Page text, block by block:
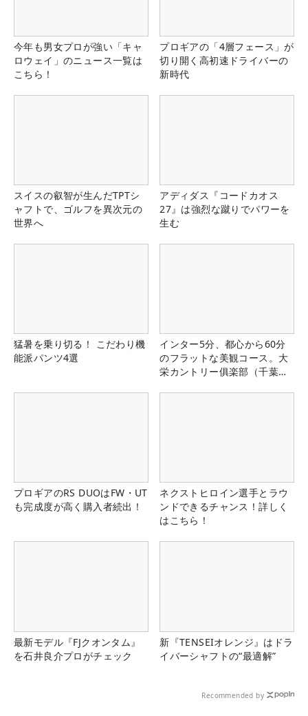
今年も男女プロが強い「キャ
ロウェイ」のニュース一覧は
こちら！
プロギアの「4層フェース」が
切り開く高初速ドライバーの
新時代
スイスの叡智が生んだTPTシ
ャフトで、ゴルフを異次元の
世界へ
アディダス『コードカオス
27』は強烈な蹴りでパワーを
生む
猛暑を乗り切る！ こだわり機
能派パンツ4選
インター5分、都心から60分
のフラットな美観コース。大
栄カントリー俱楽部（千葉
プロギアのRS DUOはFW・UT
も完成度が高く購入者続出！
ネクストヒロイン選手とラウ
ンドできるチャンス！詳しく
はこちら！
最新モデル『FJクオンタム』
を石井良介プロがチェック
新『TENSEIオレンジ』はドラ
イバーシャフトの“最適解”
Recommended by